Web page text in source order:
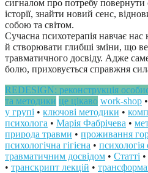
сигналом про потребу повернути
історії, знайти новий сенс,
собою та світом.
Сучасна психотерапія навчає
й створювати глибші зміни, що
травматичного досвіду. Адже саме
болю, приховується справжня
REDESIGN: реконструкція
та методики це цікаво work-shop •
у групі • ключові методики •
психолога • Марія Фабрічева •
природа травми • проживання
психологічна гігієна • психологія
травматичним досвідом • Статті •
• транскрипт лекцій •